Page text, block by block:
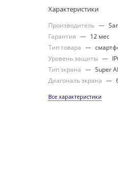
Характеристики
Производитель —
Гарантия — 12 мес
Тип товара —
Уровень защиты —
Тип экрана — Super
Диагональ экрана —
Все характеристики